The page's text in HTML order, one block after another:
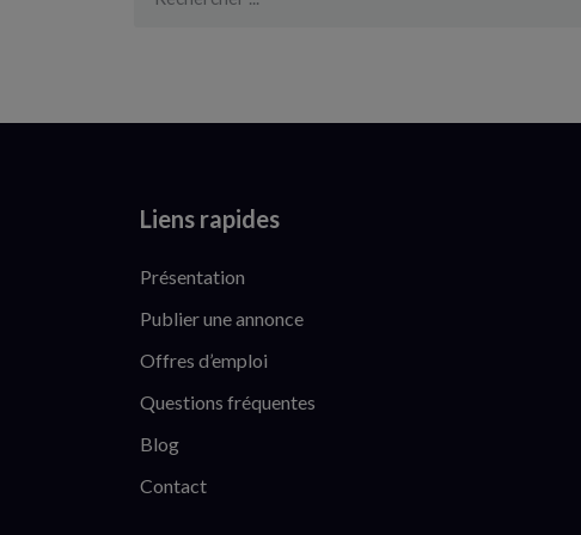
Liens rapides
Présentation
Publier une annonce
Offres d’emploi
Questions fréquentes
Blog
Contact